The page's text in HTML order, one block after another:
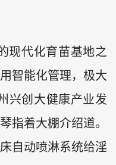
现代化育苗基地之
智能化管理，极大
兴创大健康产业发
指着大棚介绍道。
自动喷淋系统给淫